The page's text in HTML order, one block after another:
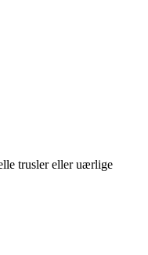
trusler eller uærlige